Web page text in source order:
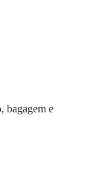
bagagem e